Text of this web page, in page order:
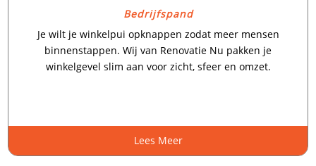
Bedrijfspand
Je wilt je winkelpui opknappen zodat meer mensen
binnenstappen.​ Wij van Renovatie Nu pakken je
winkelgevel slim aan voor zicht, sfeer en omzet.​
Lees Meer